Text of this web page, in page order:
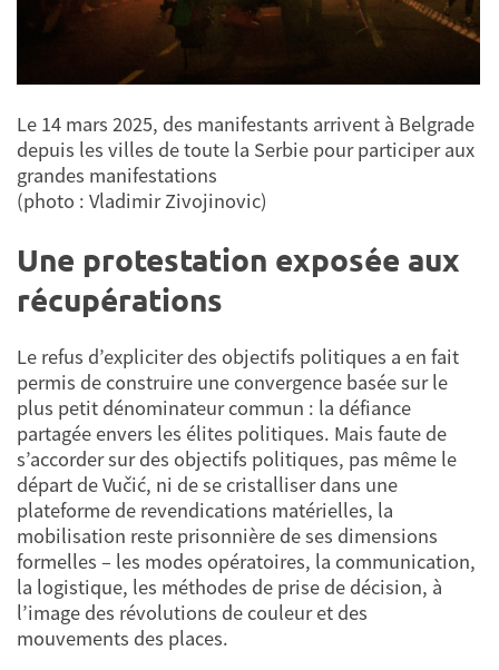
Le 14 mars 2025, des manifestants arrivent à Belgrade
depuis les villes de toute la Serbie pour participer aux
grandes manifestations
(photo : Vladimir Zivojinovic)
Une protestation exposée aux
récupérations
Le refus d’expliciter des objectifs politiques a en fait
permis de construire une convergence basée sur le
plus petit dénominateur commun : la défiance
partagée envers les élites politiques. Mais faute de
s’accorder sur des objectifs politiques, pas même le
départ de Vučić, ni de se cristalliser dans une
plateforme de revendications matérielles, la
mobilisation reste prisonnière de ses dimensions
formelles – les modes opératoires, la communication,
la logistique, les méthodes de prise de décision, à
l’image des révolutions de couleur et des
mouvements des places.